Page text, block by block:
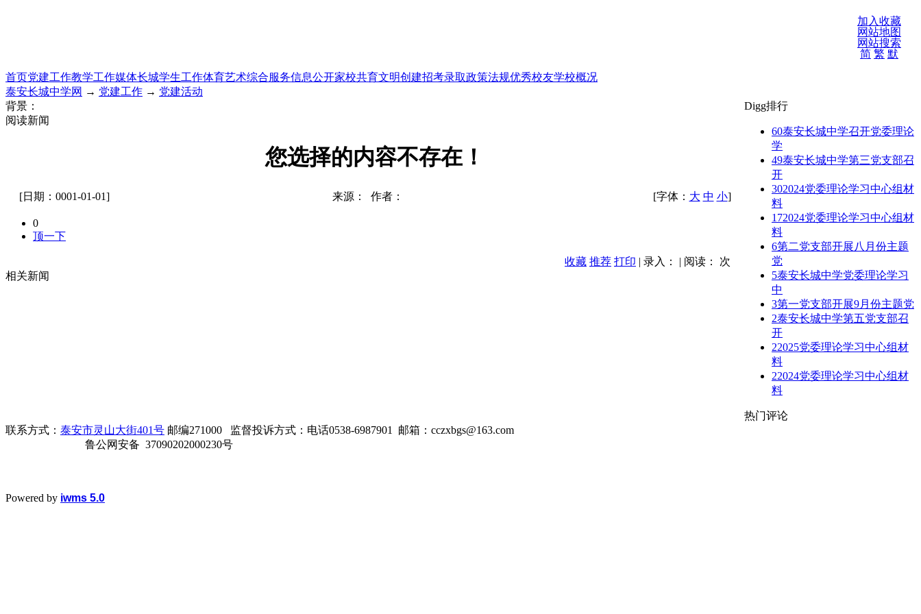
加入收藏
网站地图
网站搜索
简 繁 默
首页党建工作教学工作媒体长城学生工作体育艺术综合服务信息公开家校共育文明创建招考录取政策法规优秀校友学校概况
泰安长城中学网 → 党建工作 → 党建活动
背景：
阅读新闻
您选择的内容不存在！
[日期：0001-01-01] 来源： 作者： [字体： 大 中 小]
0
顶一下
收藏 推荐 打印 | 录入： | 阅读：
次
相关新闻
Digg排行
60泰安长城中学召开党委理论
学
49泰安长城中学第三党支部召
开
302024党委理论学习中心组材
料
172024党委理论学习中心组材
料
6第二党支部开展八月份主题
党
5泰安长城中学党委理论学习
中
3第一党支部开展9月份主题党
2泰安长城中学第五党支部召
开
22025党委理论学习中心组材
料
22024党委理论学习中心组材
料
热门评论
联系方式： 泰安市灵山大街401号 邮编271000 监督投诉方式：电话0538-6987901 邮箱：cczxbgs@163.com
鲁公网安备 37090202000230号
Powered by iwms 5.0